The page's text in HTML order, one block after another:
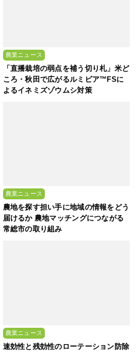
農業ニュース
「直播栽培の弱点を補う切り札」米ど
ころ・秋田で広がるルミビア™FSに
よるイネミズゾウムシ対策
農業ニュース
農地を探す担い手に地域の情報をどう
届けるか 農地マッチングにつながる
常総市の取り組み
農業ニュース
速効性と残効性のローテーション防除